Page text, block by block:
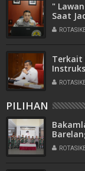
"
Saat
Covid -
Terkait
PILIHAN
ke-76